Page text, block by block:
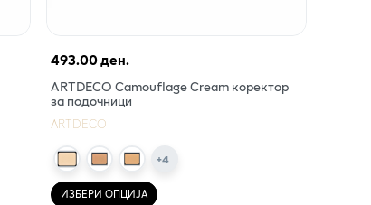
493.00 ден.
ARTDECO Camouflage Cream коректор
за подочници
ARTDECO
+4
ИЗБЕРИ ОПЦИЈА